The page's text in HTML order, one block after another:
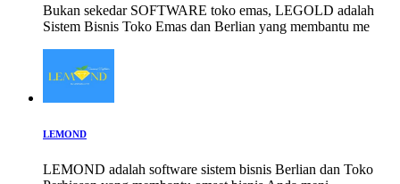
Bukan sekedar SOFTWARE toko emas, LEGOLD adalah
Sistem Bisnis Toko Emas dan Berlian yang membantu me
LEMOND
LEMOND adalah software sistem bisnis Berlian dan Toko